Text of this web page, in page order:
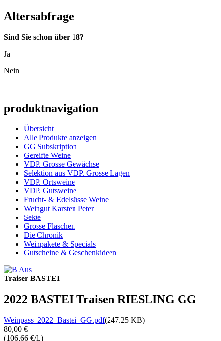
Altersabfrage
Sind Sie schon über 18?
Ja
Nein
produktnavigation
Übersicht
Alle Produkte anzeigen
GG Subskription
Gereifte Weine
VDP. Grosse Gewächse
Selektion aus VDP. Grosse Lagen
VDP. Ortsweine
VDP. Gutsweine
Frucht- & Edelsüsse Weine
Weingut Karsten Peter
Sekte
Grosse Flaschen
Die Chronik
Weinpakete & Specials
Gutscheine & Geschenkideen
Traiser BASTEI
2022 BASTEI Traisen RIESLING GG
Weinpass_2022_Bastei_GG.pdf(247.25 KB)
80,00 €
(106,66 €/L)